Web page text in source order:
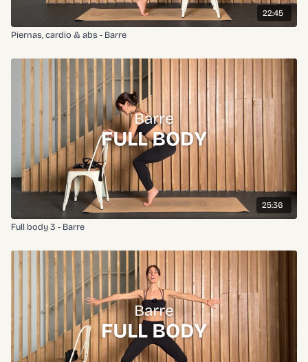
22:45
Piernas, cardio & abs - Barre
25:36
Full body 3 - Barre